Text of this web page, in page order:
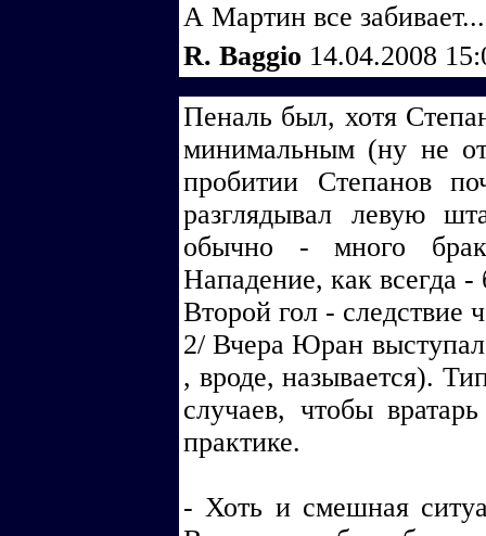
А Мартин все
R. Baggio 14.04.2008
Пеналь был, хотя
минимальным (ну не
пробитии Степанов
разглядывал левую
обычно - много
Нападение, как всегда -
Второй гол - следствие
2/ Вчера Юран
, вроде, называется).
случаев, чтобы
практике.
- Хоть и смешная